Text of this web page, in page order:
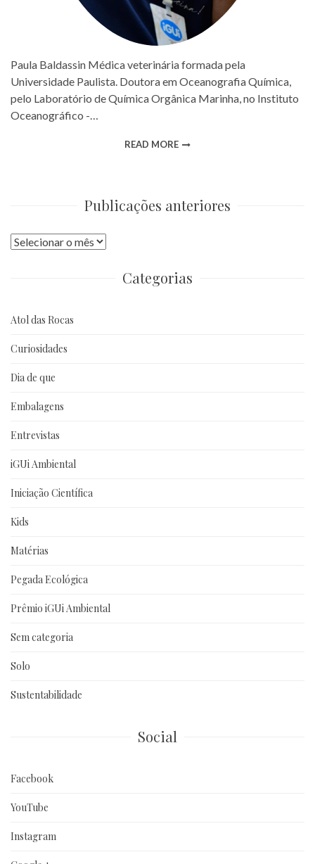
Paula Baldassin Médica veterinária formada pela
Universidade Paulista. Doutora em Oceanografia Química,
pelo Laboratório de Química Orgânica Marinha, no Instituto
Oceanográfico -…
READ MORE
Publicações anteriores
Publicações
Categorias
Atol das Rocas
Curiosidades
Dia de que
Embalagens
Entrevistas
iGUi Ambiental
Iniciação Científica
Kids
Matérias
Pegada Ecológica
Prêmio iGUi Ambiental
Sem categoria
Solo
Sustentabilidade
Social
Facebook
YouTube
Instagram